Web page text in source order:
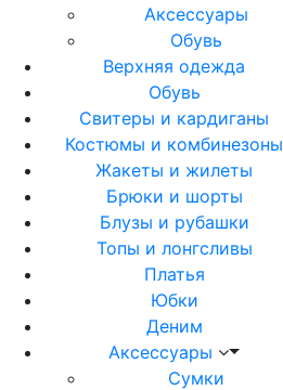
Аксессуары
Обувь
Верхняя одежда
Обувь
Свитеры и кардиганы
Костюмы и комбинезоны
Жакеты и жилеты
Брюки и шорты
Блузы и рубашки
Топы и лонгсливы
Платья
Юбки
Деним
Аксессуары
Сумки